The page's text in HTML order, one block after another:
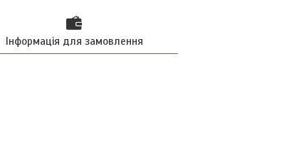
Інформація для замовлення